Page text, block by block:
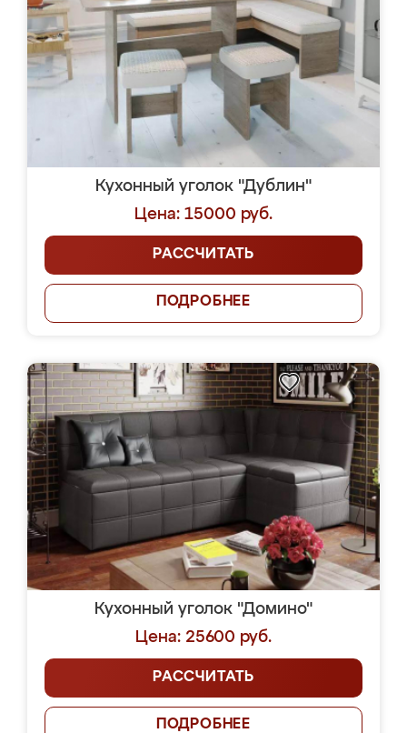
Кухонный уголок "Дублин"
Цена: 15000 руб.
РАССЧИТАТЬ
ПОДРОБНЕЕ
Кухонный уголок "Домино"
Цена: 25600 руб.
РАССЧИТАТЬ
ПОДРОБНЕЕ